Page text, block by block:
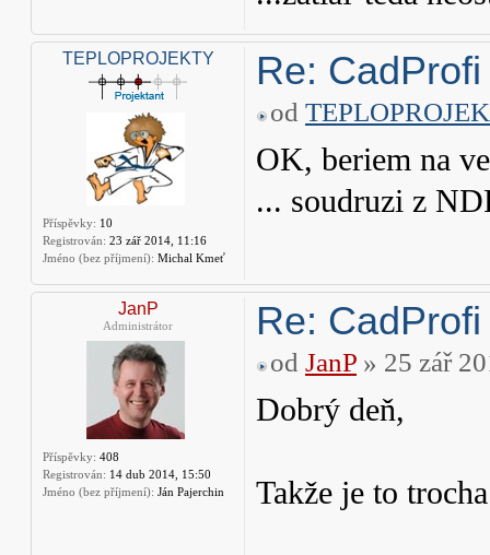
TEPLOPROJEKTY
Příspěvky: 10
Registrován: 23 zář 2014, 11:16
Jméno (bez příjmení): Michal Kmeť
Re:
od
OK, beriem na
... soudruzi z
JanP
Administrátor
Příspěvky: 408
Registrován: 14 dub 2014, 15:50
Jméno (bez příjmení): Ján Pajerchin
Re:
od JanP » 25 zář
Dobrý deň,
Takže je to